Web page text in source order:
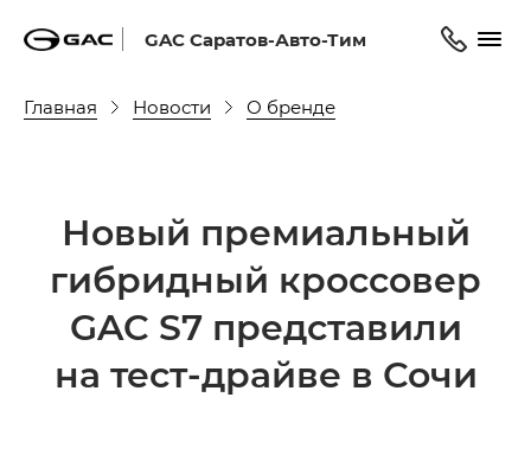
GAC Саратов-Авто-Тим
Главная Новости О бренде
Новый премиальный
гибридный кроссовер
GAC S7 представили
на тест-драйве в Сочи